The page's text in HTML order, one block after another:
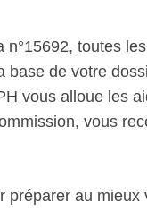
toutes
base de votre
vous alloue les
vous
préparer au